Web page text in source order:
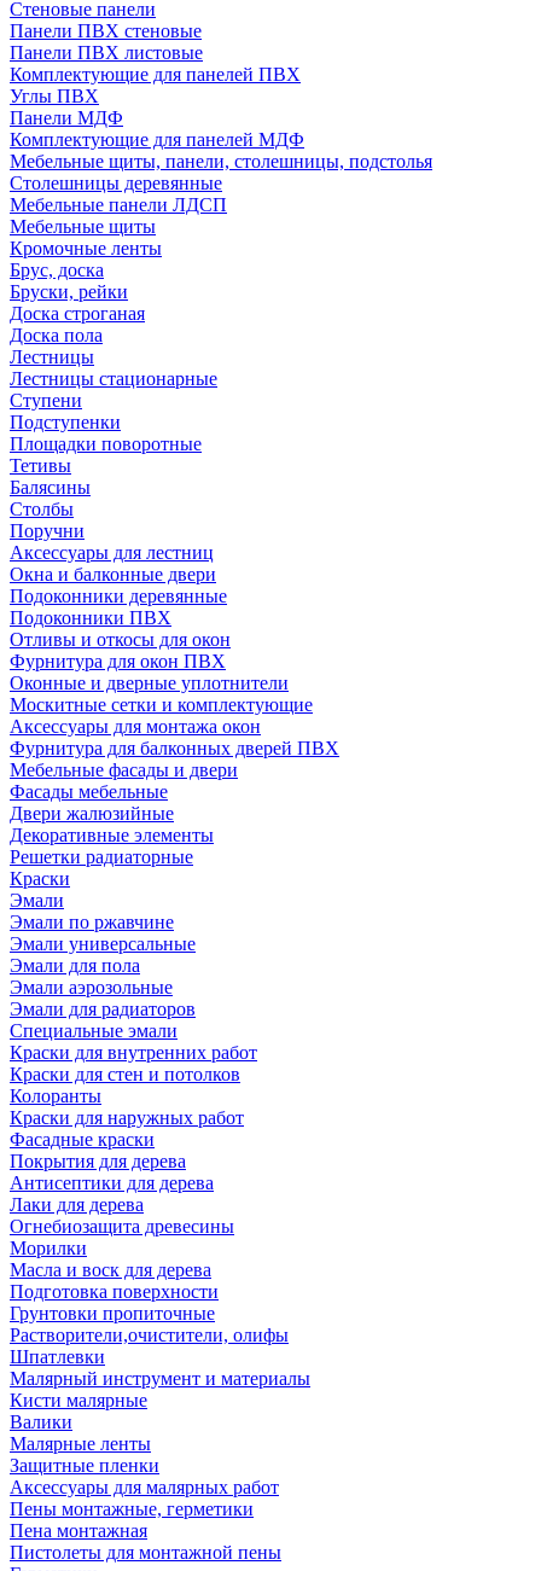
Стеновые панели
Панели ПВХ стеновые
Панели ПВХ листовые
Комплектующие для панелей ПВХ
Углы ПВХ
Панели МДФ
Комплектующие для панелей МДФ
Мебельные щиты, панели, столешницы, подстолья
Столешницы деревянные
Мебельные панели ЛДСП
Мебельные щиты
Кромочные ленты
Брус, доска
Бруски, рейки
Доска строганая
Доска пола
Лестницы
Лестницы стационарные
Ступени
Подступенки
Площадки поворотные
Тетивы
Балясины
Столбы
Поручни
Аксессуары для лестниц
Окна и балконные двери
Подоконники деревянные
Подоконники ПВХ
Отливы и откосы для окон
Фурнитура для окон ПВХ
Оконные и дверные уплотнители
Москитные сетки и комплектующие
Аксессуары для монтажа окон
Фурнитура для балконных дверей ПВХ
Мебельные фасады и двери
Фасады мебельные
Двери жалюзийные
Декоративные элементы
Решетки радиаторные
Краски
Эмали
Эмали по ржавчине
Эмали универсальные
Эмали для пола
Эмали аэрозольные
Эмали для радиаторов
Специальные эмали
Краски для внутренних работ
Краски для стен и потолков
Колоранты
Краски для наружных работ
Фасадные краски
Покрытия для дерева
Антисептики для дерева
Лаки для дерева
Огнебиозащита древесины
Морилки
Масла и воск для дерева
Подготовка поверхности
Грунтовки пропиточные
Растворители,очистители, олифы
Шпатлевки
Малярный инструмент и материалы
Кисти малярные
Валики
Малярные ленты
Защитные пленки
Аксессуары для малярных работ
Пены монтажные, герметики
Пена монтажная
Пистолеты для монтажной пены